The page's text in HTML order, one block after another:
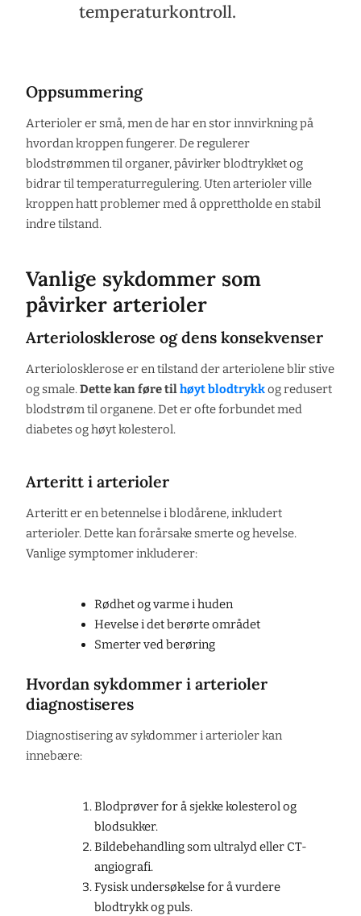
temperaturkontroll.
Oppsummering
Arterioler er små, men de har en stor innvirkning på
hvordan kroppen fungerer. De regulerer
blodstrømmen til organer, påvirker blodtrykket og
bidrar til temperaturregulering. Uten arterioler ville
kroppen hatt problemer med å opprettholde en stabil
indre tilstand.
Vanlige sykdommer som
påvirker arterioler
Arteriolosklerose og dens konsekvenser
Arteriolosklerose er en tilstand der arteriolene blir stive
og smale.Dette kan føre tilhøyt blodtrykkog redusert
blodstrøm til organene. Det er ofte forbundet med
diabetes og høyt kolesterol.
Arteritt i arterioler
Arteritt er en betennelse i blodårene, inkludert
arterioler. Dette kan forårsake smerte og hevelse.
Vanlige symptomer inkluderer:
Rødhet og varme i huden
Hevelse i det berørte området
Smerter ved berøring
Hvordan sykdommer i arterioler
diagnostiseres
Diagnostisering av sykdommer i arterioler kan
innebære:
Blodprøver for å sjekke kolesterol og
blodsukker.
Bildebehandling som ultralyd eller CT-
angiografi.
Fysisk undersøkelse for å vurdere
blodtrykk og puls.